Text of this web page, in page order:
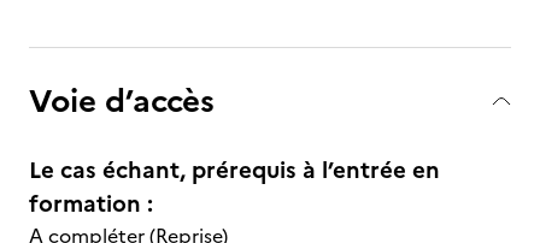
Voie d’accès
Le cas échant, prérequis à l’entrée en
formation :
A compléter (Reprise)